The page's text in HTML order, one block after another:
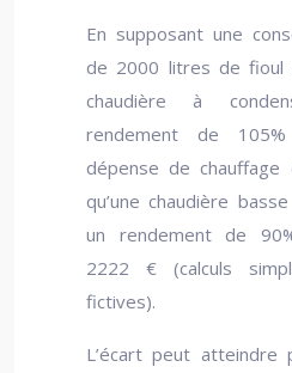
En supposant une
de 2000 litres de fioul
chaudière à
rendement de
dépense de
qu’une chaudière
un rendement de
2222 € (calculs
fictives).
L’écart peut atteindre